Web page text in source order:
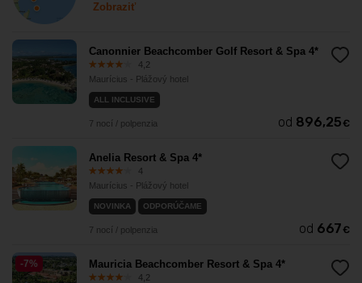
Zobraziť
Canonnier Beachcomber Golf Resort & Spa 4*
4,2
Maurícius - Plážový hotel
ALL INCLUSIVE
7 nocí / polpenzia od 896,25 €
Anelia Resort & Spa 4*
4
Maurícius - Plážový hotel
NOVINKA ODPORÚČAME
7 nocí / polpenzia od 667 €
Mauricia Beachcomber Resort & Spa 4*
4,2
-7%